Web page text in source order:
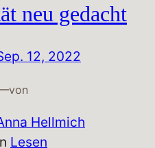
neu gedacht
12, 2022
von
Hellmich
Lesen